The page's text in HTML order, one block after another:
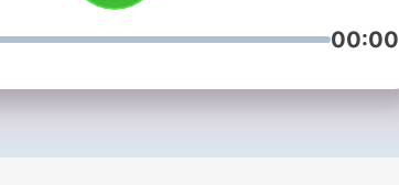
Friends, geht Michael Fischer
Immer gemeinsam mit einem
Marketing-Senf gibt.
00:00